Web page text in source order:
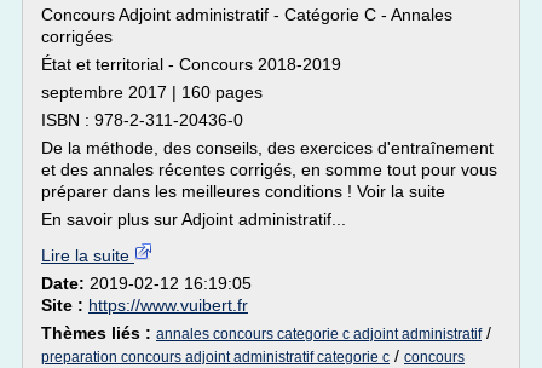
Concours Adjoint administratif - Catégorie C - Annales
corrigées
État et territorial - Concours 2018-2019
septembre 2017 | 160 pages
ISBN : 978-2-311-20436-0
De la méthode, des conseils, des exercices d'entraînement
et des annales récentes corrigés, en somme tout pour vous
préparer dans les meilleures conditions ! Voir la suite
En savoir plus sur Adjoint administratif...
Lire la suite
Date: 2019-02-12 16:19:05
Site : https://www.vuibert.fr
Thèmes liés : annales concours categorie c adjoint administratif/
preparation concours adjoint administratif categorie c / concours